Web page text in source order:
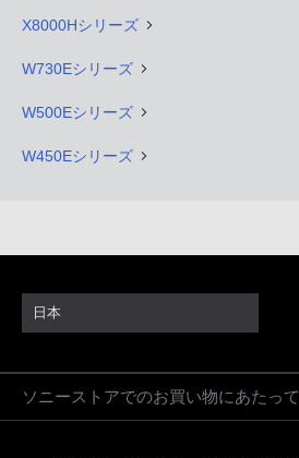
X8000Hシリーズ
W730Eシリーズ
W500Eシリーズ
W450Eシリーズ
日本
ソニーストアでのお買い物にあたって